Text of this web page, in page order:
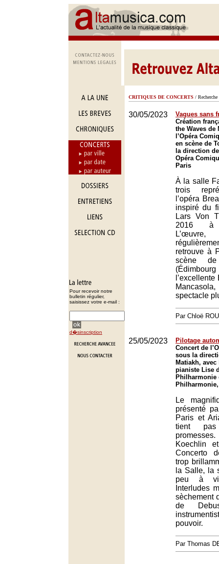
Pour recevoir notre
bulletin régulier,
saisissez votre e-mail :
d�sinscription
CRITIQUES DE CONCERTS / Recherche
30/05/2023
Vagues sans
Création
the Waves de
l’Opéra
en scène de
la direction
Opéra
Paris
À la salle
trois
l’opéra
inspiré du
Lars Von
2016 à
retrouve à
scène
spectacle
Par Chloë
25/05/2023
Pilotage
Concert de
sous la
Matiakh,
pianiste Lise
Philharmonie
Le
présenté
Paris et
tient
Koechlin
Concerto
trop
la Salle, la
peu à
Interludes
sèchement
de
pouvoir.
Par Thomas